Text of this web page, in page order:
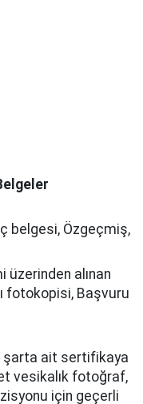
belgesi, Özgeçmiş,
alınan
fotokopisi, Başvuru
şarta ait sertifikaya
vesikalık fotoğraf,
için geçerli